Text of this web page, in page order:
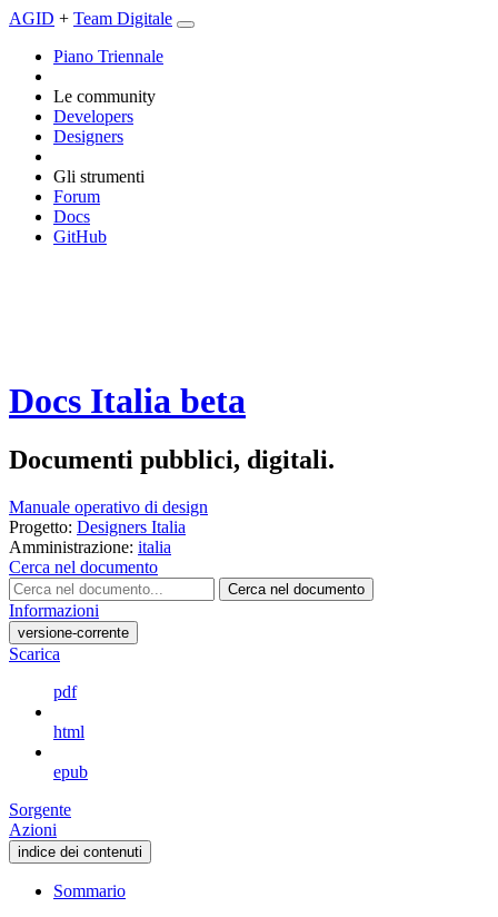
AGID + Team Digitale
Piano Triennale
Le community
Developers
Designers
Gli strumenti
Forum
Docs
GitHub
Docs Italia beta
Documenti pubblici, digitali.
Manuale operativo di design
Progetto: Designers Italia
Amministrazione: italia
Cerca nel documento
Cerca nel documento
Informazioni
versione-corrente
Scarica
pdf
html
epub
Sorgente
Azioni
indice dei contenuti
Sommario